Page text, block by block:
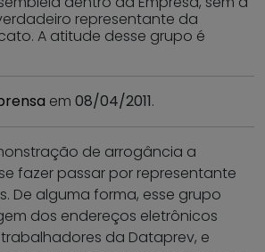
representante da
A atitude desse grupo é
em 08/04/2011.
de arrogância a
fazer passar por representante
De alguma forma, esse grupo
dos endereços eletrônicos
da Dataprev, e